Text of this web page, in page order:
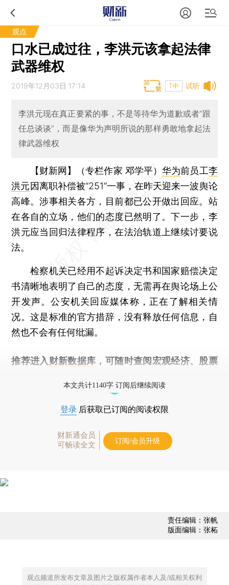
观点
口水已成过往，李洪元该拿起法律
武器维权
试听
2019年12月03日 17:14 T中
李洪元现在真正要紧的事，不是等待华为道歉或者“跟
任总谈谈”，而是像华为声明所说的那样勇敢地拿起法
律武器维权
【财新网】（专栏作家 邓学平）华为前员工李
洪元 因离职补偿被“251”一事，在昨天迎来一波舆论
高峰。涉事相关各方，目前都已公开做出回应。站
在各自的立场，他们的态度已然明了。下一步，李
洪元应当回归法律程序，在法治轨道上继续讨要说
法。
检察机关已经用不起诉决定书和国家赔偿决定
书清晰地表明了自己的态度，无需再在舆论场上公
开发声。公安机关回应媒体称，正在了解相关情
况。这是标准的官方措辞，没有释放任何信息，自
然也不会有任何纰漏。
推荐进入 财新数据库 ，可随时查阅宏观经济、股票
本文共计1140字 订阅后继续阅读
登录 后获取已订阅的阅读权限
财新通会员
可畅读全文
订阅/会员升级
责任编辑：张帆
版面编辑：张柘
观点频道所发布文章及图片之版权属作者本人及/或相关权利